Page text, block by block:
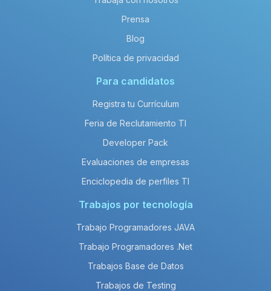
Prensa
Blog
Política de privacidad
Para candidatos
Registra tu Currículum
Feria de Reclutamiento TI
Developer Pack
Evaluaciones de empresas
Enciclopedia de perfiles TI
Trabajos por tecnología
Trabajo Programadores JAVA
Trabajo Programadores .Net
Trabajos Base de Datos
Trabajos de Testing